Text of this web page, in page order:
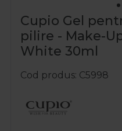
Cupio Gel
pilire - Make-
White 30ml
Cod produs C5998